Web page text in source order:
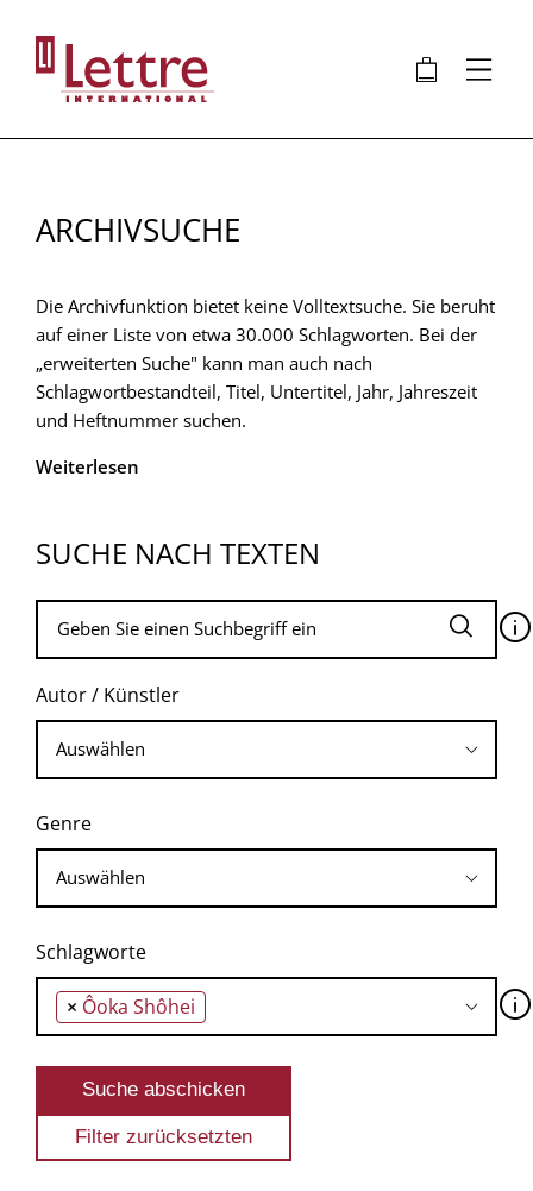
Inhalt
🛍 ⋮
ARCHIVSUCHE
Die Archivfunktion bietet keine Volltextsuche. Sie beruht
auf einer Liste von etwa 30.000 Schlagworten. Bei der
„erweiterten Suche" kann man auch nach
Schlagwortbestandteil, Titel, Untertitel, Jahr, Jahreszeit
und Heftnummer suchen.
Weiterlesen
SUCHE NACH TEXTEN
🛈
Autor / Künstler
Genre
Schlagworte
× Ôoka Shôhei 🛈